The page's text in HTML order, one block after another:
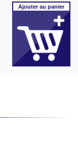
Ajouterau panier